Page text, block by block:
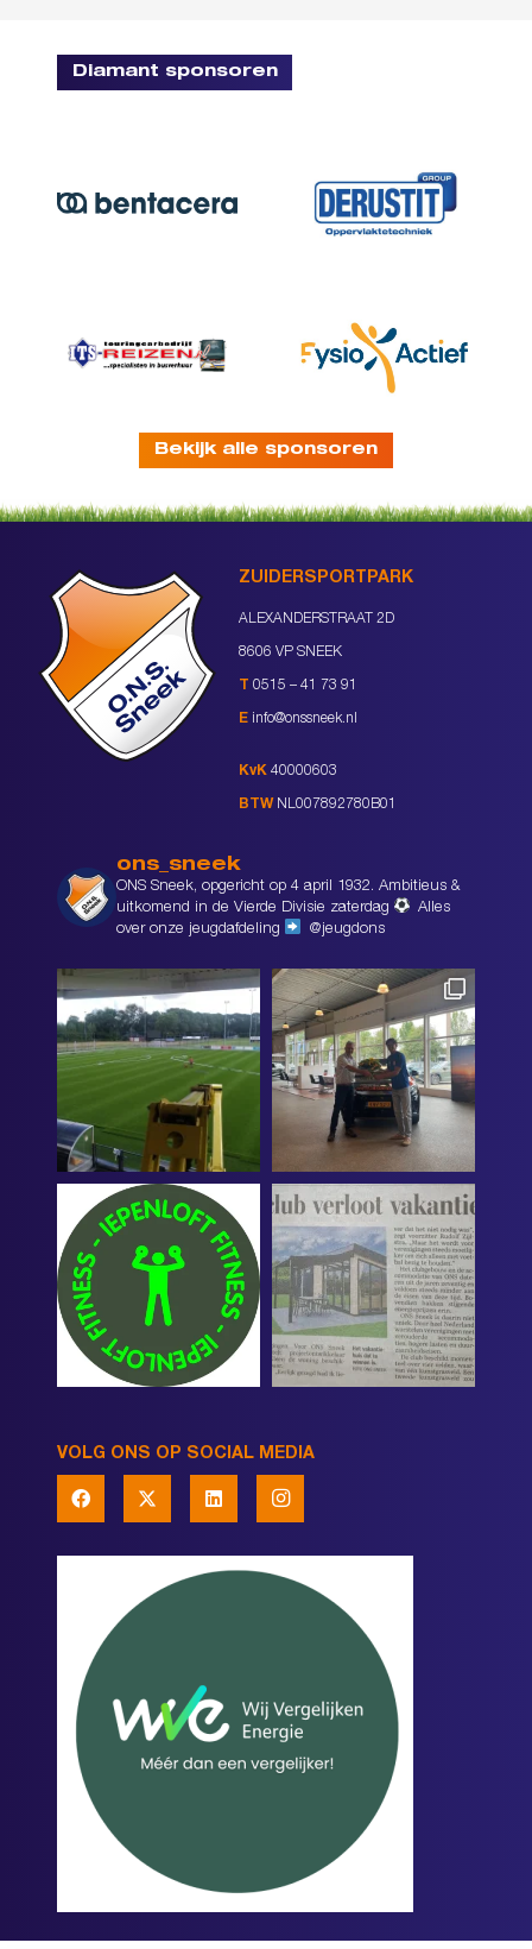
Diamant sponsoren
Bekijk alle sponsoren
ZUIDERSPORTPARK
ALEXANDERSTRAAT 2D
8606 VP SNEEK
T 0515 – 41 73 91
E info@onssneek.nl
KvK 40000603
BTW NL007892780B01
ons_sneek
ONS Sneek, opgericht op 4 april 1932. Ambitieus &
uitkomend in de Vierde Divisie zaterdag
Alles
over onze jeugdafdeling
@jeugdons
VOLG ONS OP SOCIAL MEDIA